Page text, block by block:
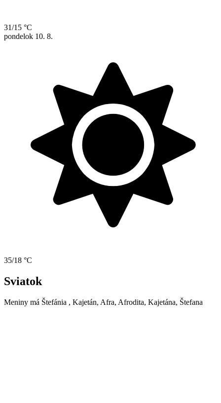
31/15 °C
pondelok 10. 8.
35/18 °C
Sviatok
Meniny má Štefánia , Kajetán, Afra, Afrodita, Kajetána, Štefana